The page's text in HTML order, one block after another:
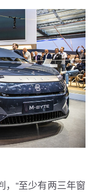
“至少有两三年窗